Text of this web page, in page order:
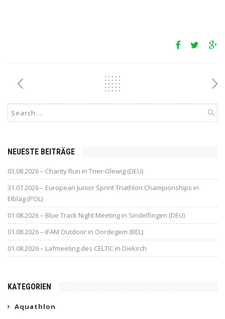
NEUESTE BEITRÄGE
03.08.2026 – Charity Run in Trier-Olewig (DEU)
31.07.2026 – European Junior Sprint Triathlon Championships in
Elblag (POL)
01.08.2026 – Blue Track Night Meeting in Sindelfingen (DEU)
01.08.2026 – IFAM Outdoor in Oordegem (BEL)
01.08.2026 – Lafmeeting des CELTIC in Diekirch
KATEGORIEN
Aquathlon